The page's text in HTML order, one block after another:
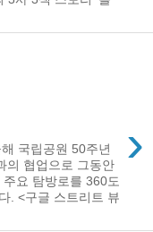
›
국립공원 50주년
의 협업으로 그동안
요 탐방로를 360도
. <구글 스트리트 뷰